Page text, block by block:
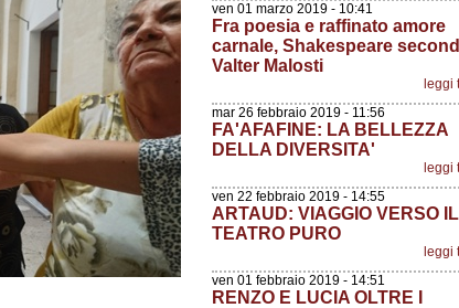
ven 01 marzo 2019 - 10:41
Fra poesia e raffinato amore
carnale, Shakespeare
Valter Malosti
leggi
mar 26 febbraio 2019 - 11:56
FA'AFAFINE: LA BELLEZZA
DELLA DIVERSITA'
leggi
ven 22 febbraio 2019 - 14:55
ARTAUD: VIAGGIO VERSO IL
TEATRO PURO
leggi
ven 01 febbraio 2019 - 14:51
RENZO E LUCIA OLTRE I